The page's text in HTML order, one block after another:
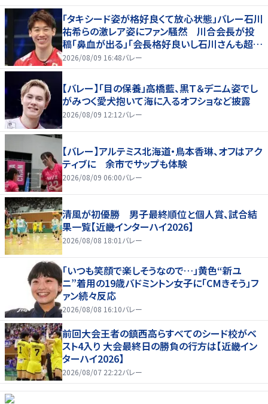
「タキシード姿が格好良くて放心状態」バレー石川
祐希らの激レア姿にファン騒然 川合会長が投
稿「鼻血が出る」「会長格好良いし石川さんも超格
好いい」
2026/08/09 16:48バレー
【バレー】「目の保養」高橋藍、黒Ｔ＆デニム姿でし
がみつく愛犬抱いて海に入るオフショなど披露
2026/08/09 12:12バレー
【バレー】アルテミス北海道・鳥本香琳、オフはアク
ティブに 余市でサップも体験
2026/08/09 06:00バレー
清風が初優勝 男子最終順位と個人賞、試合結
果一覧【近畿インターハイ2026】
2026/08/08 18:01 バレー
「いつも笑顔で楽しそうなので…」黄色“新ユ
ニ”着用の19歳バドミントン女子に「CMきそう」フ
ァン続々反応
2026/08/08 16:10バレー
前回大会王者の鎮西高らすべてのシード校がベ
スト4入り 大会最終日の勝負の行方は【近畿イン
ターハイ2026】
2026/08/07 22:22バレー